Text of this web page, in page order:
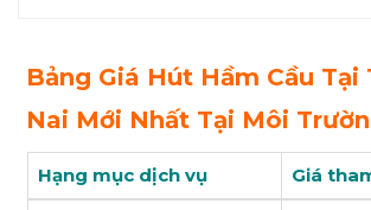
Bảng Giá Hút Hầm Cầu Tại
Nai Mới Nhất Tại Môi
Hạng mục dịch vụ Giá